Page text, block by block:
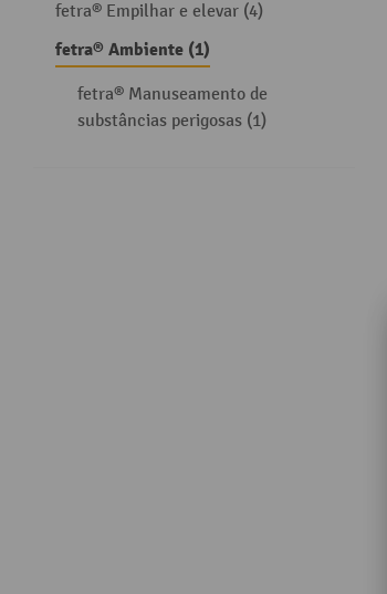
fetra® Empilhar e elevar (4)
fetra® Ambiente (1)
fetra® Manuseamento de
substâncias perigosas (1)